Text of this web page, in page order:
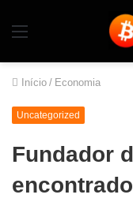
Início / Economia
Uncategorized
Fundador